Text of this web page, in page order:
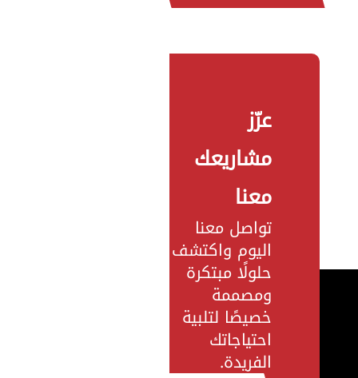
عزّز
مشاريعك
معنا
تواصل معنا
اليوم واكتشف
حلولًا مبتكرة
ومصممة
خصيصًا لتلبية
احتياجاتك
الفريدة.